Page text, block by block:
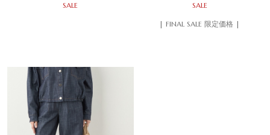
SALE SALE
| FINAL SALE 限定価格 |